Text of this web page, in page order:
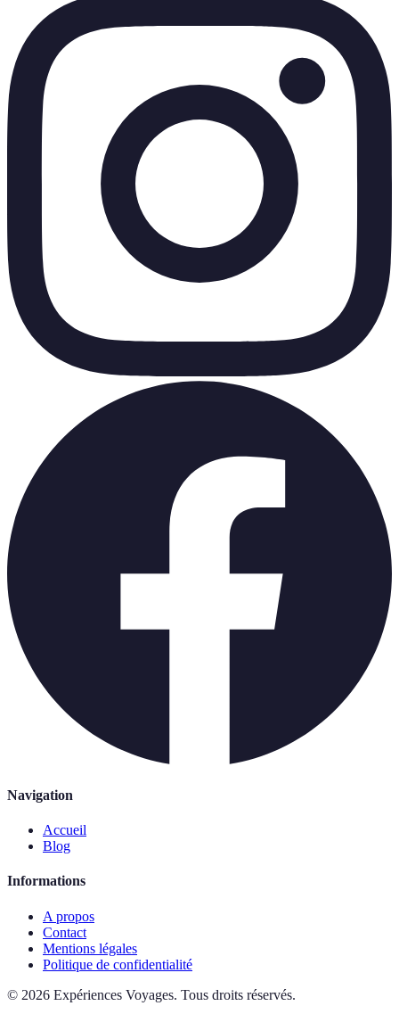
Navigation
Accueil
Blog
Informations
A propos
Contact
Mentions légales
Politique de confidentialité
© 2026 Expériences Voyages. Tous droits réservés.